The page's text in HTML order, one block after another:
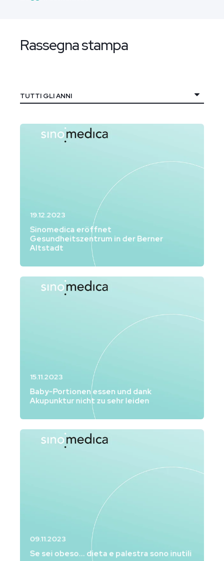
Rassegna stampa
19.12.2023
Sinomedica eröffnet
Gesundheitszentrum in der Berner
Altstadt
Bärnerbär
15.11.2023
Baby-Portionen essen und dank
Akupunktur nicht zu sehr leiden
09.11.2023
Se sei obeso... dieta e palestra sono inutili